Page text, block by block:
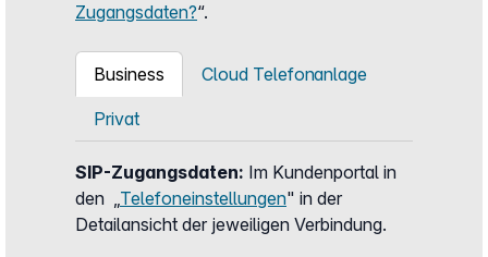
Zugangsdaten?“.
Business Cloud Telefonanlage
Privat
SIP-Zugangsdaten: Im Kundenportal in
den „Telefoneinstellungen" in der
Detailansicht der jeweiligen Verbindung.